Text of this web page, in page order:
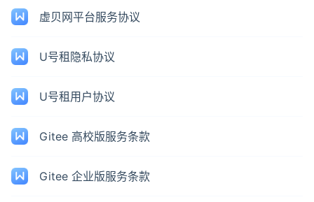
虚贝网平台服务协议
U号租隐私协议
U号租用户协议
Gitee 高校版服务条款
Gitee 企业版服务条款